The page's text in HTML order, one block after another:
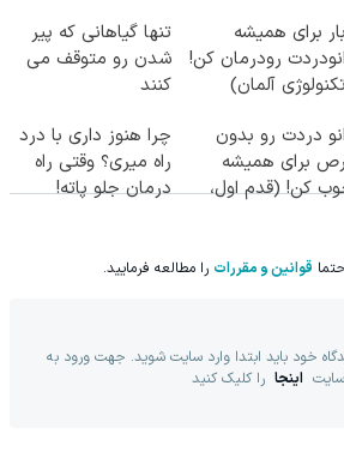
1بار برای همیشه
رودرمان کن!
آلمان)
تنها گیاهانی که پیر
شدن رو متوقف می
کنند
دردت رو بدون
برای همیشه
کن! (قدم اول،
چرا هنوز داری با درد
راه میری؟ وقتی راه
درمان جلو پاته!
قوانین و مقررات را مطالعه فرمایید.
خود باید ابتدا وارد سایت شوید. جهت ورود به
سایت اینجا را کلیک کنید